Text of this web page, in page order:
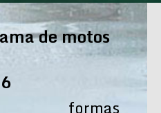
de motos
formas